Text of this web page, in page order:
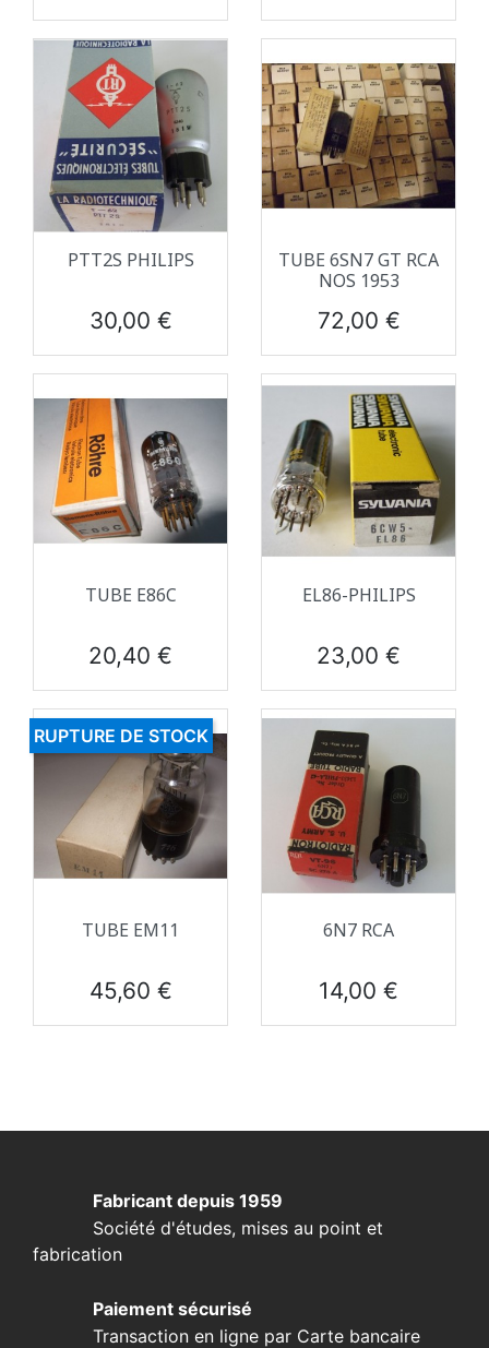
PTT2S PHILIPS
Prix
30,00 €
TUBE 6SN7 GT RCA
NOS 1953
Prix
72,00 €
TUBE E86C
Prix
20,40 €
EL86-PHILIPS
Prix
23,00 €
TUBE EM11
Prix
45,60 €
RUPTURE DE STOCK
6N7 RCA
Prix
14,00 €
Fabricant depuis 1959
Société d'études, mises au point et
fabrication
Paiement sécurisé
Transaction en ligne par Carte bancaire